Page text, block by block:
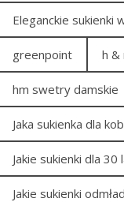
Eleganckie sukienki
greenpoint h &
hm swetry damskie
Jaka sukienka dla
Jakie sukienki dla 30
Jakie sukienki